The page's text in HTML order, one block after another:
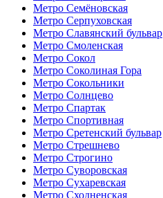
Метро Семёновская
Метро Серпуховская
Метро Славянский бульвар
Метро Смоленская
Метро Сокол
Метро Соколиная Гора
Метро Сокольники
Метро Солнцево
Метро Спартак
Метро Спортивная
Метро Сретенский бульвар
Метро Стрешнево
Метро Строгино
Метро Суворовская
Метро Сухаревская
Метро Сходненская